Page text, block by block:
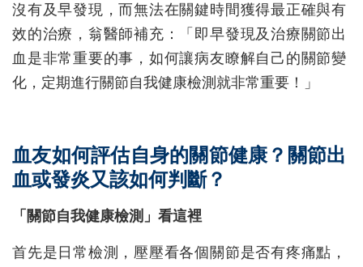
沒有及早發現，而無法在關鍵時間獲得最正確與有
效的治療，翁醫師補充：「即早發現及治療關節出
血是非常重要的事，如何讓病友瞭解自己的關節變
化，定期進行關節自我健康檢測就非常重要！」
血友如何評估自身的關節健康？關節出
血或發炎又該如何判斷？
「關節自我健康檢測」看這裡
首先是日常檢測，壓壓看各個關節是否有疼痛點，